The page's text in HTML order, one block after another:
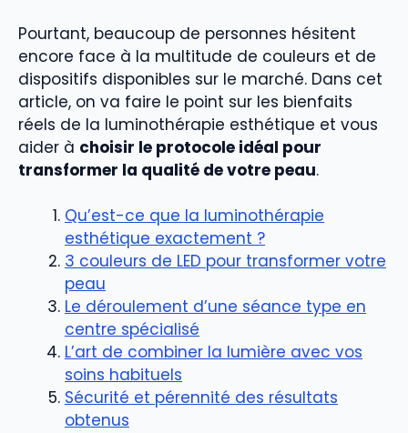
Pourtant, beaucoup de personnes hésitent
encore face à la multitude de couleurs et de
dispositifs disponibles sur le marché. Dans cet
article, on va faire le point sur les bienfaits
réels de la luminothérapie esthétique et vous
aider à choisir le protocole idéal pour
transformer la qualité de votre peau.
Qu’est-ce que la luminothérapie
esthétique exactement ?
3 couleurs de LED pour transformer votre
peau
Le déroulement d’une séance type en
centre spécialisé
L’art de combiner la lumière avec vos
soins habituels
Sécurité et pérennité des résultats
obtenus